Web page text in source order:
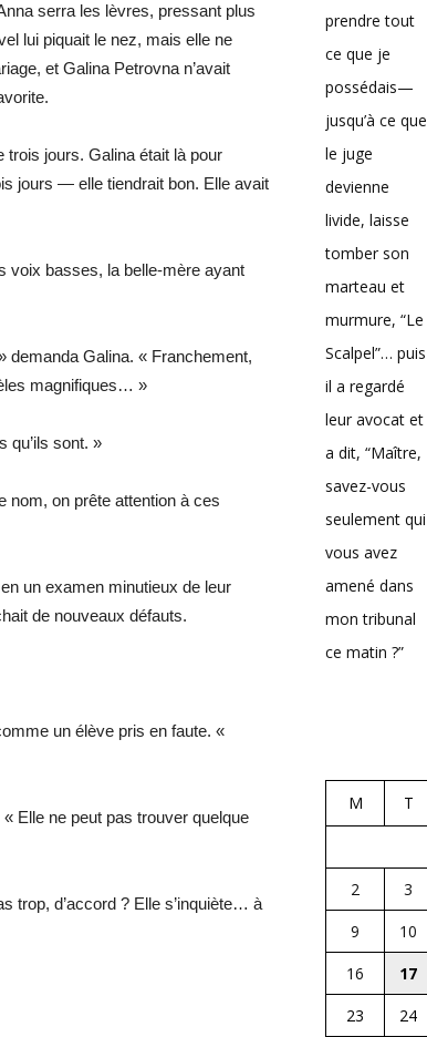
serra les lèvres, pressant plus
lui piquait le nez, mais elle ne
et Galina Petrovna n’avait
trois jours. Galina était là pour
jours — elle tiendrait bon. Elle avait
voix basses, la belle-mère ayant
demanda Galina. « Franchement,
magnifiques… »
qu’ils sont. »
on prête attention à ces
un examen minutieux de leur
de nouveaux défauts.
un élève pris en faute. «
Elle ne peut pas trouver quelque
trop, d’accord ? Elle s’inquiète… à
prendre tout
ce que je
possédais—
jusqu’à ce que
le juge
devienne
livide, laisse
tomber son
marteau et
murmure, “Le
Scalpel”… puis
il a regardé
leur avocat et
a dit, “Maître,
savez-vous
seulement qui
vous avez
amené dans
mon tribunal
ce matin ?”
M T
2
3
9
10
16
17
23
24